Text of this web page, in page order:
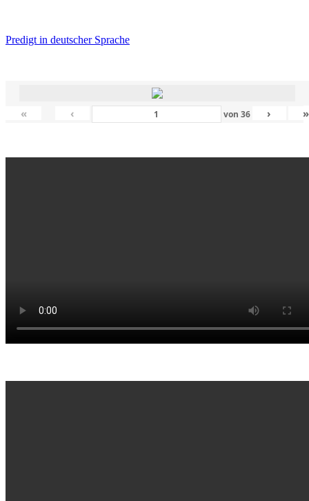
Predigt in deutscher Sprache
« ‹ von 36 › »